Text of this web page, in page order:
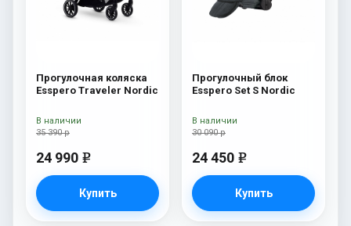
Прогулочная коляска
Esspero Traveler Nordic
35 390 р
24 990 e
Купить
В наличии
Прогулочный блок
Esspero Set S Nordic
30 090 р
24 450 e
Купить
В наличии